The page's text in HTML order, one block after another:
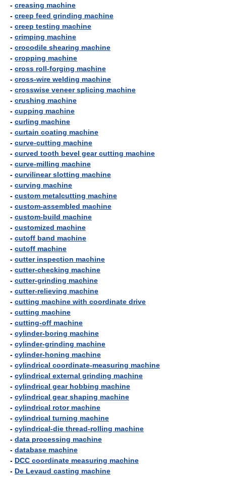
- creasing machine
- creep feed grinding machine
- creep testing machine
- crimping machine
- crocodile shearing machine
- cropping machine
- cross roll-forging machine
- cross-wire welding machine
- crosswise veneer splicing machine
- crushing machine
- cupping machine
- curling machine
- curtain coating machine
- curve-cutting machine
- curved tooth bevel gear cutting machine
- curve-milling machine
- curvilinear slotting machine
- curving machine
- custom metalcutting machine
- custom-assembled machine
- custom-build machine
- customized machine
- cutoff band machine
- cutoff machine
- cutter inspection machine
- cutter-checking machine
- cutter-grinding machine
- cutter-relieving machine
- cutting machine with coordinate drive
- cutting machine
- cutting-off machine
- cylinder-boring machine
- cylinder-grinding machine
- cylinder-honing machine
- cylindrical coordinate-measuring machine
- cylindrical external grinding machine
- cylindrical gear hobbing machine
- cylindrical gear shaping machine
- cylindrical rotor machine
- cylindrical turning machine
- cylindrical-die thread-rolling machine
- data processing machine
- database machine
- DCC coordinate measuring machine
- De Levaud casting machine